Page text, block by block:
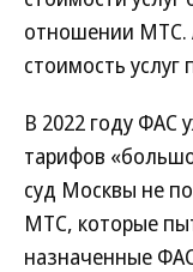
отношении МТС.
стоимость услуг
В 2022 году ФАС
тарифов
суд Москвы не
МТС, которые
назначенные